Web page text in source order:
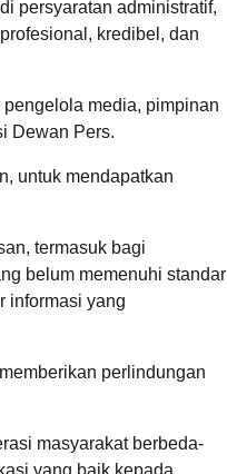
persyaratan administratif,
kredibel, dan
media, pimpinan
Dewan Pers.
untuk mendapatkan
termasuk bagi
belum memenuhi standar
informasi yang
perlindungan
masyarakat berbeda-